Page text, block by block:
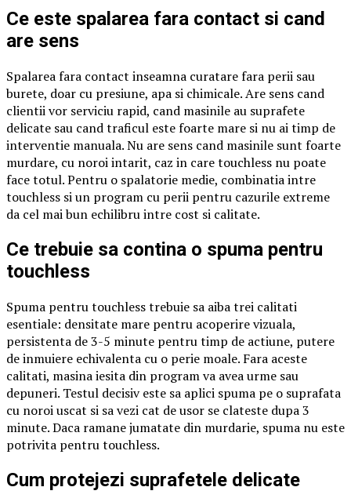
Ce este spalarea fara contact si cand
are sens
Spalarea fara contact inseamna curatare fara perii sau
burete, doar cu presiune, apa si chimicale. Are sens cand
clientii vor serviciu rapid, cand masinile au suprafete
delicate sau cand traficul este foarte mare si nu ai timp de
interventie manuala. Nu are sens cand masinile sunt foarte
murdare, cu noroi intarit, caz in care touchless nu poate
face totul. Pentru o spalatorie medie, combinatia intre
touchless si un program cu perii pentru cazurile extreme
da cel mai bun echilibru intre cost si calitate.
Ce trebuie sa contina o spuma pentru
touchless
Spuma pentru touchless trebuie sa aiba trei calitati
esentiale: densitate mare pentru acoperire vizuala,
persistenta de 3-5 minute pentru timp de actiune, putere
de inmuiere echivalenta cu o perie moale. Fara aceste
calitati, masina iesita din program va avea urme sau
depuneri. Testul decisiv este sa aplici spuma pe o suprafata
cu noroi uscat si sa vezi cat de usor se clateste dupa 3
minute. Daca ramane jumatate din murdarie, spuma nu este
potrivita pentru touchless.
Cum protejezi suprafetele delicate